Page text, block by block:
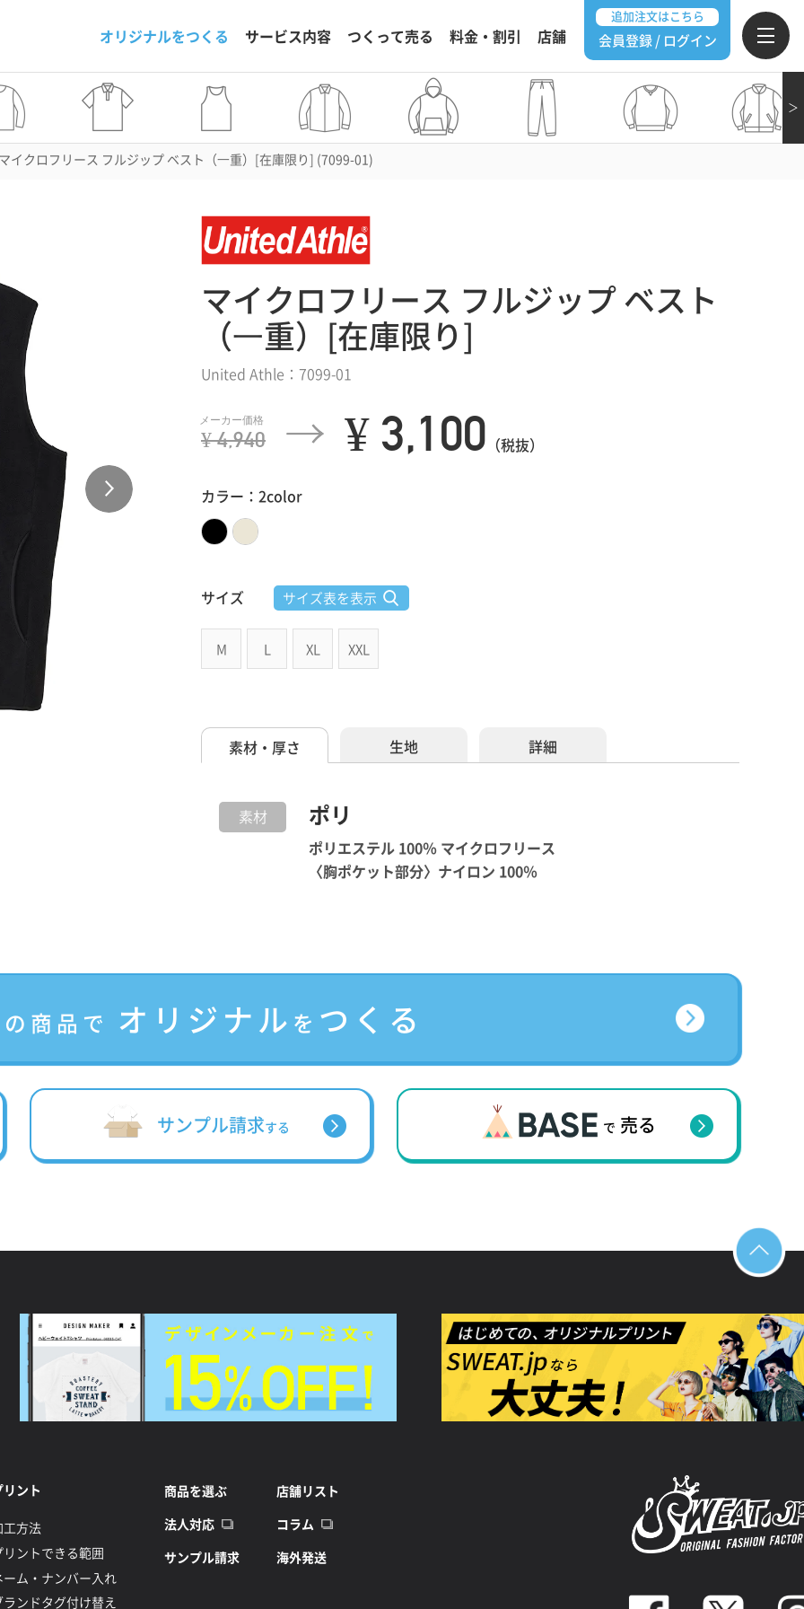
オリジナルをつくる サービス内容 つくって売る 料金・割引 店舗
追加注文はこちら
会員登録 / ログイン
＞
イクロフリース フルジップ ベスト（⼀重）[在庫限り] (7099-01)
マイクロフリース フルジップ ベスト
（⼀重）[在庫限り]
United Athle：7099-01
¥ 4,940 ¥ 3,100 （税抜）
カラー：2color
サイズ サイズ表を表示
M L XL XXL
素材・厚さ 生地 詳細
素材 ポリ
ポリエステル 100％ マイクロフリース
〈胸ポケット部分〉ナイロン 100％
商品で オリジナル を つくる
サンプル請求する で 売る
リント
工方法
リントできる範囲
ーム・ナンバー入れ
ランドタグ付け替え
商品を選ぶ
法人対応
サンプル請求
店舗リスト
コラム
海外発送